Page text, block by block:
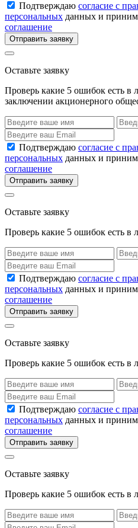
Подтверждаю согласие с
персональных данных и
соглашение
Отправить заявку
Оставьте заявку
Проверь какие 5 ошибок есть в
заключении акционерного
Подтверждаю согласие с
персональных данных и
соглашение
Отправить заявку
Оставьте заявку
Проверь какие 5 ошибок есть в
Подтверждаю согласие с
персональных данных и
соглашение
Отправить заявку
Оставьте заявку
Проверь какие 5 ошибок есть в
Подтверждаю согласие с
персональных данных и
соглашение
Отправить заявку
Оставьте заявку
Проверь какие 5 ошибок есть